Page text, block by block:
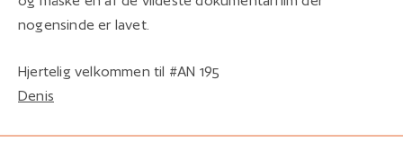
nogensinde er lavet.
Hjertelig velkommen til #AN 195
Denis